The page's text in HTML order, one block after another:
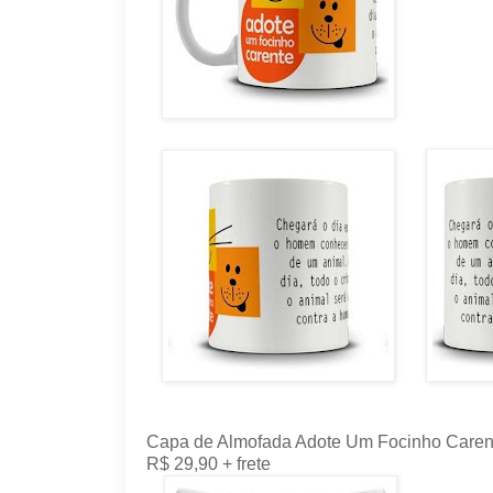
Capa de Almofada Adote Um Focinho
R$ 29,90 + frete